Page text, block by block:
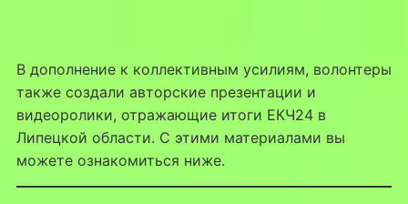
В дополнение к коллективным усилиям, волонтеры
также создали авторские презентации и
видеоролики, отражающие итоги ЕКЧ24 в
Липецкой области. С этими материалами вы
можете ознакомиться ниже.